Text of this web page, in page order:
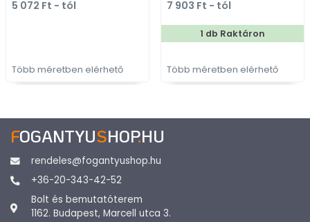
élébe marható,
5 072 Ft - tól
Több méretben elérhető
- Bőrrel kombinált fém
bútorfogantyú
7 903 Ft - tól
1 db Raktáron
Több méretben elérhető
FOGANTYUSHOP.HU
rendeles@fogantyushop.hu
+36-20-343-42-52
Bolt és bemutatóterem
1162. Budapest, Marcell utca 3.